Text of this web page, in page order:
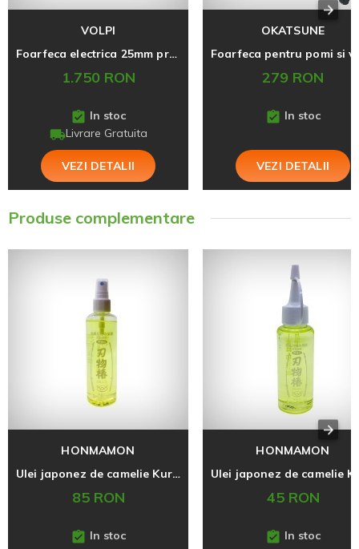
VOLPI
Foarfeca electrica 25mm profesionala Volpi Kamikaze KV300, 14.4V
1.750 RON
In stoc
Livrare Gratuita
VEZI DETALII
OKATSUNE
279 RON
In stoc
VEZI DETALII
Produse complementare
HONMAMON
Ulei japonez de camelie Kurobara pentru intretinerea uneltelor, 245 ml
85 RON
In stoc
HONMAMON
45 RON
In stoc